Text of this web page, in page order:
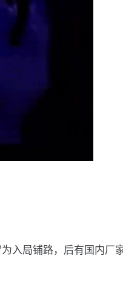
入局铺路，后有国内厂